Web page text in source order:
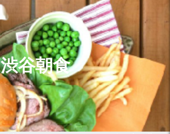
渋谷朝食